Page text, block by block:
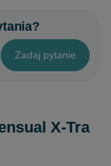
Zadaj pytanie
X-Tra